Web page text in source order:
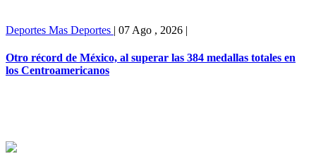
Deportes Mas Deportes | 07 Ago , 2026 |
Otro récord de México, al superar las 384 medallas totales en
los Centroamericanos